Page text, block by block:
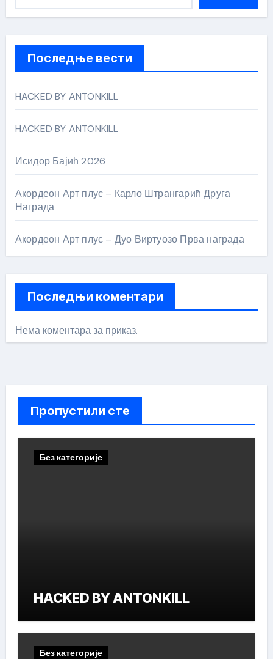
Последње вести
HACKED BY ANTONKILL
HACKED BY ANTONKILL
Исидор Бајић 2026
Акордеон Арт плус – Карло Штрангарић Друга
Награда
Акордеон Арт плус – Дуо Виртуозо Прва награда
Последњи коментари
Нема коментара за приказ.
Пропустили сте
Без категорије
HACKED BY ANTONKILL
Без категорије